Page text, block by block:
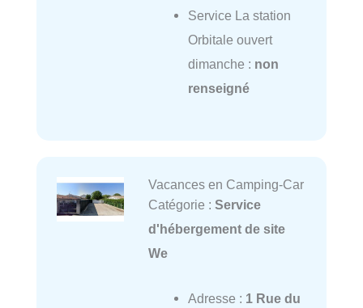
Service La station
Orbitale ouvert
dimanche : non
renseigné
Vacances en Camping-Car
Catégorie : Service
d'hébergement de site
We
Adresse : 1 Rue du